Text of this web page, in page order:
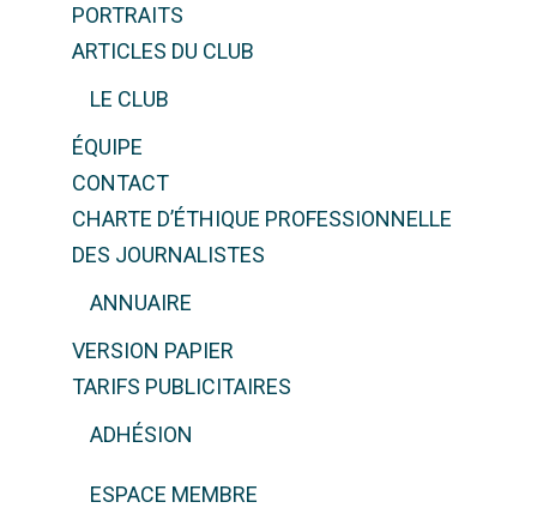
PORTRAITS
ARTICLES DU CLUB
LE CLUB
ÉQUIPE
CONTACT
CHARTE D’ÉTHIQUE PROFESSIONNELLE
DES JOURNALISTES
ANNUAIRE
VERSION PAPIER
TARIFS PUBLICITAIRES
ADHÉSION
ESPACE MEMBRE